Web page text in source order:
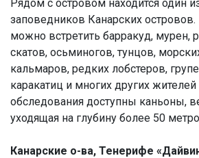
Рядом с островом находится один
заповедников Канарских
можно встретить барракуд, мурен,
скатов, осьминогов, тунцов,
кальмаров, редких лобстеров,
каракатиц и многих других
обследования доступны каньоны,
уходящая на глубину более 50
Канарские о-ва, Тенерифе